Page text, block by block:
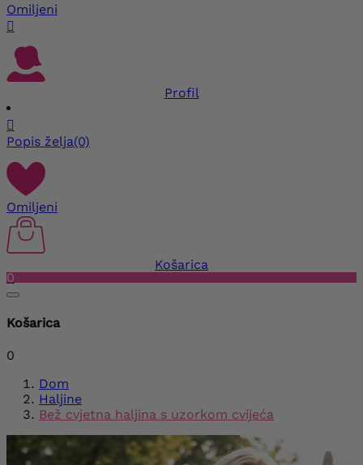
Omiljeni

Profil

Popis želja(0)
Omiljeni
Košarica
0
Košarica
0
Dom
Haljine
Bež cvjetna haljina s uzorkom cvijeća